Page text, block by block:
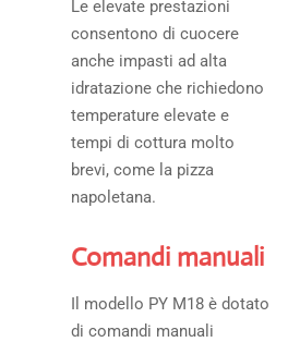
Le elevate prestazioni
consentono di cuocere
anche impasti ad alta
idratazione che richiedono
temperature elevate e
tempi di cottura molto
brevi, come la pizza
napoletana.
Comandi manuali
Il modello PY M18 è dotato
di comandi manuali